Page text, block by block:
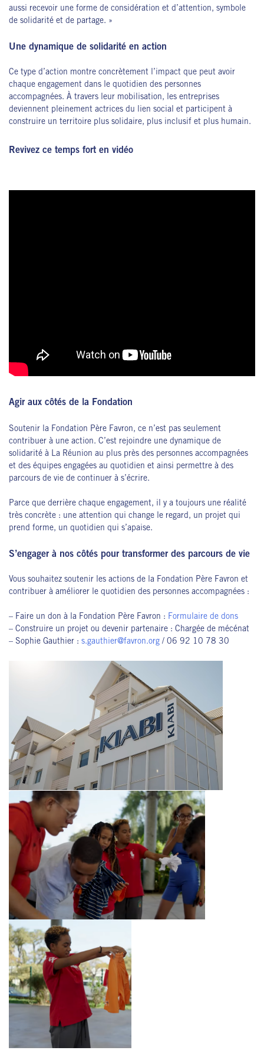
aussi recevoir une forme de considération et d’attention, symbole
de solidarité et de partage. »
Une dynamique de solidarité en action
Ce type d’action montre concrètement l’impact que peut avoir
chaque engagement dans le quotidien des personnes
accompagnées. À travers leur mobilisation, les entreprises
deviennent pleinement actrices du lien social et participent à
construire un territoire plus solidaire, plus inclusif et plus humain.
Revivez ce temps fort en vidéo
Agir aux côtés de la Fondation
Soutenir la Fondation Père Favron, ce n’est pas seulement
contribuer à une action. C’est rejoindre une dynamique de
solidarité à La Réunion au plus près des personnes accompagnées
et des équipes engagées au quotidien et ainsi permettre à des
parcours de vie de continuer à s’écrire.
Parce que derrière chaque engagement, il y a toujours une réalité
très concrète : une attention qui change le regard, un projet qui
prend forme, un quotidien qui s’apaise.
S’engager à nos côtés pour transformer des parcours de vie
Vous souhaitez soutenir les actions de la Fondation Père Favron et
contribuer à améliorer le quotidien des personnes accompagnées :
– Faire un don à la Fondation Père Favron : Formulaire de dons
– Construire un projet ou devenir partenaire : Chargée de mécénat
– Sophie Gauthier : s.gauthier@favron.org / 06 92 10 78 30